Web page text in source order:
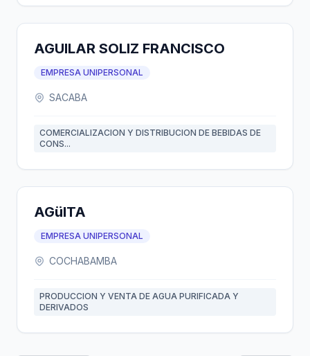
AGUILAR SOLIZ FRANCISCO
EMPRESA UNIPERSONAL
SACABA
COMERCIALIZACION Y DISTRIBUCION DE BEBIDAS DE
CONS...
AGüITA
EMPRESA UNIPERSONAL
COCHABAMBA
PRODUCCION Y VENTA DE AGUA PURIFICADA Y
DERIVADOS